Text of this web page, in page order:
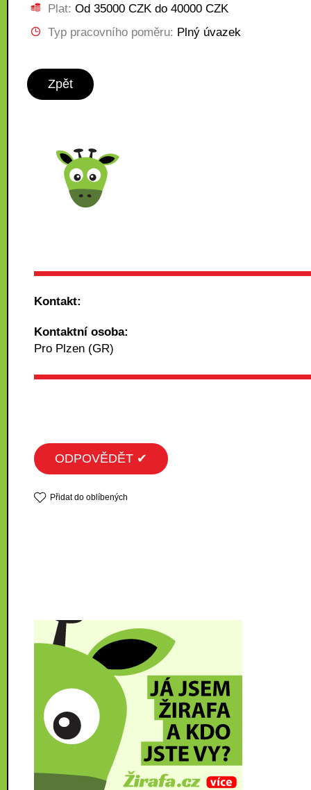
Plat: Od 35000 CZK do 40000 CZK
Typ pracovního poměru: Plný úvazek
Zpět
Kontakt:
Kontaktní osoba:
Pro Plzen (GR)
ODPOVĚDĚT ✔
Přidat do oblíbených